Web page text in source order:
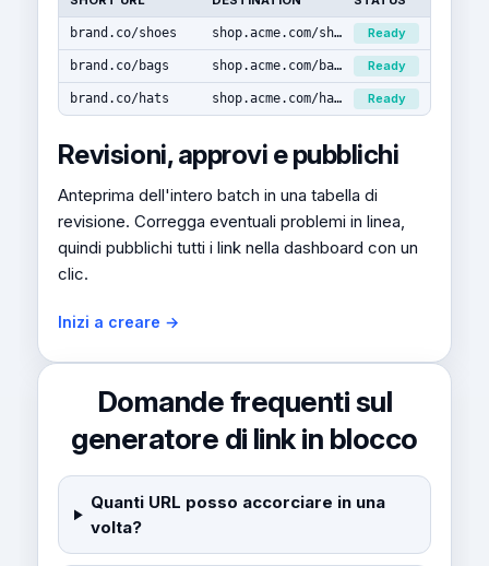
brand.co/shoes shop.acme.com/shoes Ready
brand.co/bags shop.acme.com/bags Ready
brand.co/hats shop.acme.com/hats Ready
Revisioni, approvi e pubblichi
Anteprima dell'intero batch in una tabella di
revisione. Corregga eventuali problemi in linea,
quindi pubblichi tutti i link nella dashboard con un
clic.
Inizi a creare →
Domande frequenti sul
generatore di link in blocco
Quanti URL posso accorciare in una
volta?